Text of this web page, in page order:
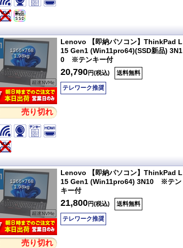
1366×768
1.98kg
売り切れ
Lenovo 【即納パソコン】ThinkPad L
15 Gen1 (Win11pro64)(SSD新品) 3N1
0 ※テンキー付
20,790円(税込) 送料無料
テレワーク推奨
1366×768
1.98kg
売り切れ
Lenovo 【即納パソコン】ThinkPad L
15 Gen1 (Win11pro64) 3N10 ※テン
キー付
21,800円(税込) 送料無料
テレワーク推奨